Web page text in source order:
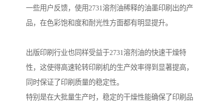
一些用户反馈，使用2731溶剂油稀释的油墨印刷出的产
品，在色彩饱和度和耐光性方面都有明显提升。
出版印刷行业也同样受益于2731溶剂油的快速干燥特
性，这使得高速轮转印刷机的生产效率得到显著提高，
同时保证了印刷质量的稳定性。
特别是在大批量生产时，稳定的干燥性能确保了印刷品